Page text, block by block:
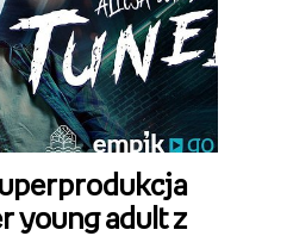
young adult z